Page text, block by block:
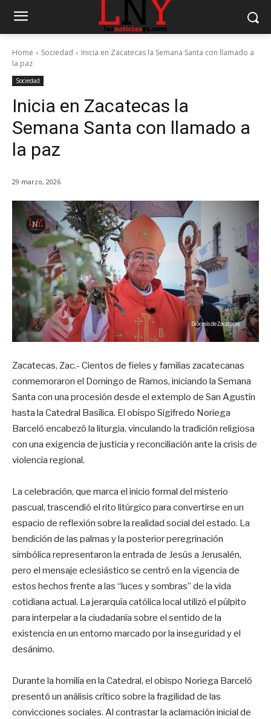
Home Sociedad
Inicia en Zacatecas la Semana Santa con llamado a
la paz
Sociedad
Inicia en Zacatecas la
Semana Santa con llamado a
la paz
29 marzo, 2026
Zacatecas, Zac.- Cientos de fieles y familias zacatecanas
conmemoraron el Domingo de Ramos, iniciando la Semana
Santa con una procesión desde el extemplo de San Agustín
hasta la Catedral Basílica. El obispo Sigifredo Noriega
Barceló encabezó la liturgia, vinculando la tradición religiosa
con una exigencia de justicia y reconciliación ante la crisis de
violencia regional.
La celebración, que marca el inicio formal del misterio
pascual, trascendió el rito litúrgico para convertirse en un
espacio de reflexión sobre la realidad social del estado. La
bendición de las palmas y la posterior peregrinación
simbólica representaron la entrada de Jesús a Jerusalén,
pero el mensaje eclesiástico se centró en la vigencia de
estos hechos frente a las “luces y sombras” de la vida
cotidiana actual. La jerarquía católica local utilizó el púlpito
para interpelar a la ciudadanía sobre el sentido de la
existencia en un entorno marcado por la inseguridad y el
desánimo.
Durante la homilía en la Catedral, el obispo Noriega Barceló
presentó un análisis crítico sobre la fragilidad de las
convicciones sociales. Al contrastar la aclamación inicial de